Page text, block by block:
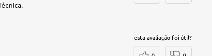
esta avaliação foi útil?